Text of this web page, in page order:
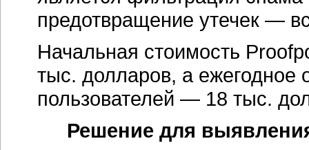
предотвращение утечек —
Начальная стоимость
тыс. долларов, а ежегодное
пользователей — 18 тыс.
Решение для